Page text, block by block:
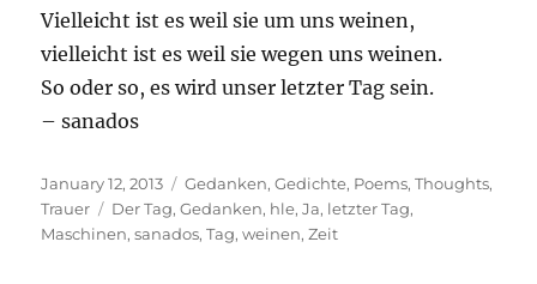
Vielleicht ist es weil sie um uns weinen,
vielleicht ist es weil sie wegen uns weinen.
So oder so, es wird unser letzter Tag sein.
– sanados
Posted
on
January 12, 2013 Categories
Gedanken,Gedichte, Poems,Thoughts,
Trauer
Tags
Der Tag,Gedanken, hle,Ja, letzter Tag,
Maschinen,sanados,Tag,weinen,Zeit